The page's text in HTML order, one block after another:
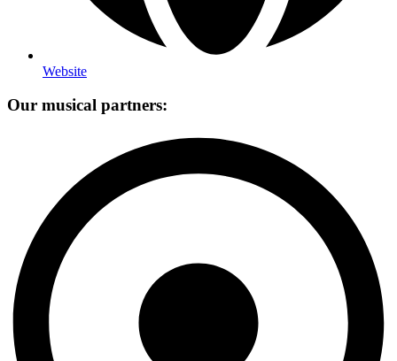
Website
Our musical partners: